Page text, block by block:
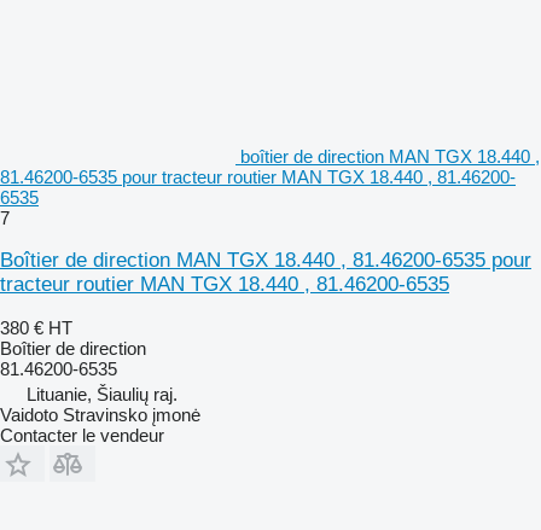
boîtier de direction MAN TGX 18.440 ,
81.46200-6535 pour tracteur routier MAN TGX 18.440 , 81.46200-
6535
7
Boîtier de direction MAN TGX 18.440 , 81.46200-6535 pour
tracteur routier MAN TGX 18.440 , 81.46200-6535
380 € HT
Boîtier de direction
81.46200-6535
Lituanie, Šiaulių raj.
Vaidoto Stravinsko įmonė
Contacter le vendeur